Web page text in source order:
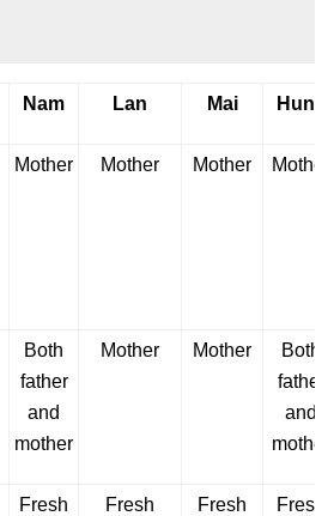
Nam Lan Mai Hung
Mother Mother Mother Mother
Both
father
and
mother
Mother Mother
Both
father
and
mother
Fresh
Fresh
Fresh
Fresh